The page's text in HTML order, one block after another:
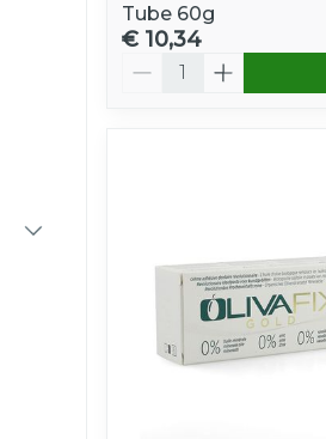
Tube 60g
€ 10,34
Aantal